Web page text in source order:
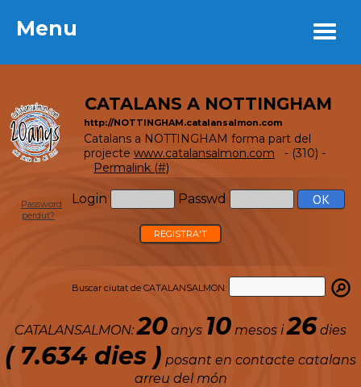
Menu
CATALANS A NOTTINGHAM
http://NOTTINGHAM.catalansalmon.com
Catalans a NOTTINGHAM forma part del
projecte www.catalansalmon.com - (310) -
Permalink (#)
Login Passwd
Password
perdut?
REGISTRA'T
Buscar ciutat de CATALANSALMON:
CATALANSALMON:20 anys 10 mesos i26 dies
( 7.634 dies ) posant en contacte catalans
arreu del món
Menu